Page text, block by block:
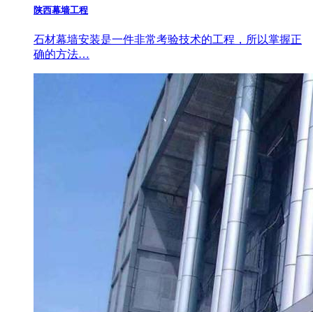
陕西幕墙工程
石材幕墙安装是一件非常考验技术的工程，所以掌握正
确的方法…